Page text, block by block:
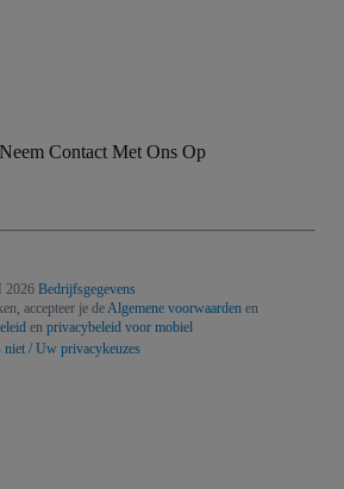
Contact Met Ons Op
2026 Bedrijfsgegevens
accepteer je deAlgemene voorwaarden en
en privacybeleid voor mobiel
niet / Uw privacykeuzes